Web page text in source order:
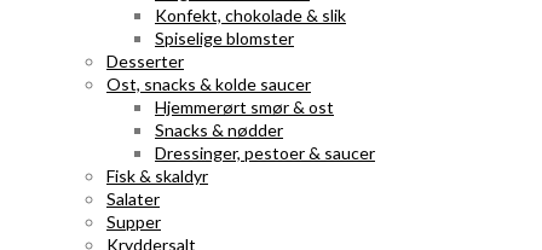
Konfekt, chokolade & slik
Spiselige blomster
Desserter
Ost, snacks & kolde saucer
Hjemmerørt smør & ost
Snacks & nødder
Dressinger, pestoer & saucer
Fisk & skaldyr
Salater
Supper
Kryddersalt